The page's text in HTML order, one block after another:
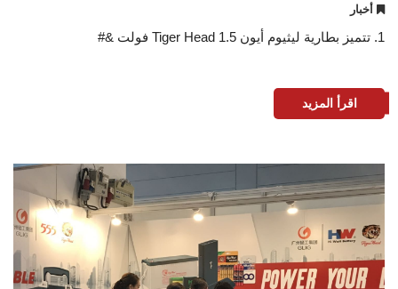
أخبار
1. تتميز بطارية ليثيوم أيون Tiger Head 1.5 فولت &#
اقرأ المزيد